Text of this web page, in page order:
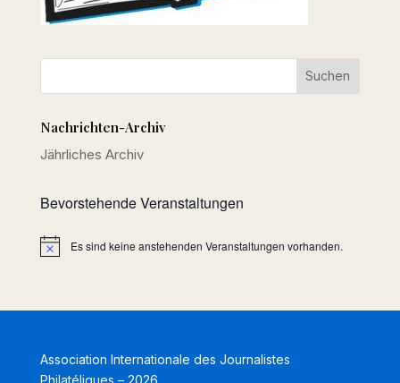
Nachrichten-Archiv
Jährliches Archiv
Bevorstehende Veranstaltungen
HinweisEs sind keine anstehenden Veranstaltungen vorhanden.
Association Internationale des Journalistes
Philatéliques – 2026